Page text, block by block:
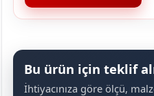
Bu ürün için teklif
İhtiyacınıza göre ölçü,